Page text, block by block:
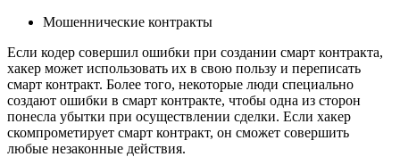
Мошеннические контракты
Если кодер совершил ошибки при создании смарт контракта,
хакер может использовать их в свою пользу и переписать
смарт контракт. Более того, некоторые люди специально
создают ошибки в смарт контракте, чтобы одна из сторон
понесла убытки при осуществлении сделки. Если хакер
скомпрометирует смарт контракт, он сможет совершить
любые незаконные действия.